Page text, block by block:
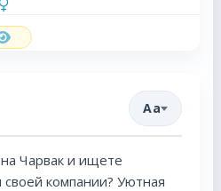
Aa
Чарвак и ищете
компании? Уютная